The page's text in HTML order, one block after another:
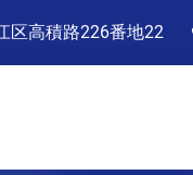
区高積路226番地22